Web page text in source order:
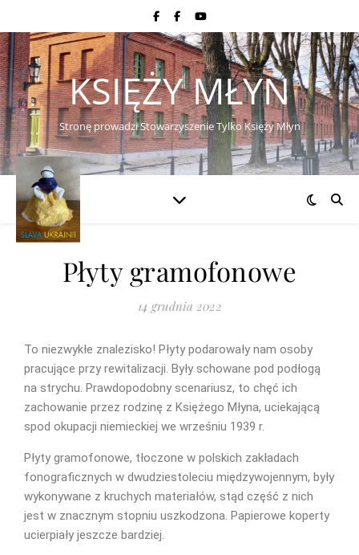
KSIĘŻY MŁYN
Stronę prowadzi Stowarzyszenie Tylko Księży Młyn
Płyty gramofonowe
14 grudnia 2022
To niezwykłe znalezisko! Płyty podarowały nam osoby
pracujące przy rewitalizacji. Były schowane pod podłogą
na strychu. Prawdopodobny scenariusz, to chęć ich
zachowanie przez rodzinę z Księżego Młyna, uciekającą
spod okupacji niemieckiej we wrześniu 1939 r.
Płyty gramofonowe, tłoczone w polskich zakładach
fonograficznych w dwudziestoleciu międzywojennym, były
wykonywane z kruchych materiałów, stąd część z nich
jest w znacznym stopniu uszkodzona. Papierowe koperty
ucierpiały jeszcze bardziej.